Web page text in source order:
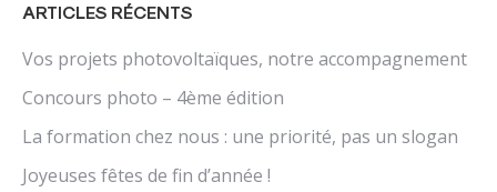
ARTICLES RÉCENTS
Vos projets photovoltaïques, notre accompagnement
Concours photo – 4ème édition
La formation chez nous : une priorité, pas un slogan
Joyeuses fêtes de fin d’année !